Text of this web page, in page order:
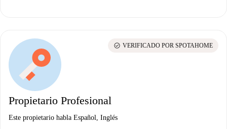
Propietario Profesional
Este propietario habla Español, Inglés
check_circle VERIFICADO POR SPOTAHOME